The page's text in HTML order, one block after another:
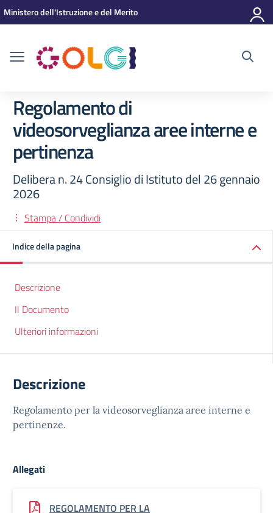
Vai ai contenuti
Vai al menu di navigazione
Vai al footer
Ministero dell'Istruzione e del Merito
Regolamento di
videosorveglianza aree interne e
pertinenza
Delibera n. 24 Consiglio di Istituto del 26 gennaio
2026
Stampa / Condividi
Indice della pagina
Descrizione
Il Documento
Ulteriori informazioni
Descrizione
Regolamento per la videosorveglianza aree interne e
pertinenze.
Allegati
REGOLAMENTO PER LA